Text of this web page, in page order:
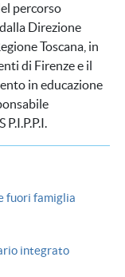
percorso
Direzione
Toscana, in
di Firenze e il
in educazione
fuori famiglia
integrato